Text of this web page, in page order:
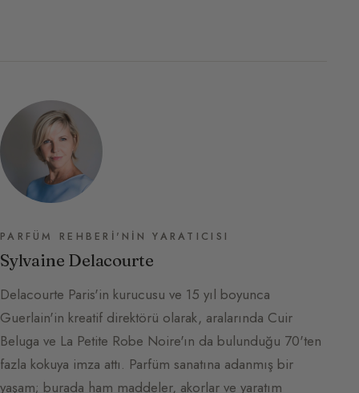
PARFÜM REHBERI'NIN YARATICISI
Sylvaine Delacourte
Delacourte Paris'in kurucusu ve 15 yıl boyunca
Guerlain'in kreatif direktörü olarak, aralarında Cuir
Beluga ve La Petite Robe Noire'ın da bulunduğu 70'ten
fazla kokuya imza attı. Parfüm sanatına adanmış bir
yaşam; burada ham maddeler, akorlar ve yaratım